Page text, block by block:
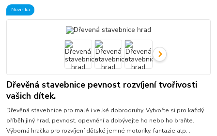
Novinka
Dřevěná stavebnice pevnost rozvíjení tvořivosti
vašich dítek.
Dřevěná stavebnice pro malé i velké dobrodruhy. Vytvořte si pro každý
příběh jiný hrad, pevnost, opevnění a dobývejte ho nebo ho braňte.
Výborná hračka pro rozvíjení dětské jemné motoriky, fantazie atp. .